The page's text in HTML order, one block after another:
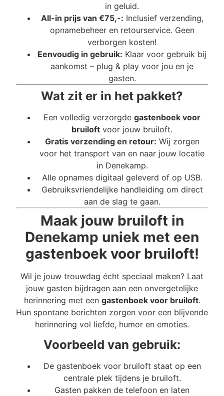
in geluid.
All-in prijs van €75,-: Inclusief verzending,
opnamebeheer en retourservice. Geen
verborgen kosten!
Eenvoudig in gebruik: Klaar voor gebruik bij
aankomst – plug & play voor jou en je
gasten.
Wat zit er in het pakket?
Een volledig verzorgde gastenboek voor
bruiloft voor jouw bruiloft.
Gratis verzending en retour: Wij zorgen
voor het transport van en naar jouw locatie
in Denekamp.
Alle opnames digitaal geleverd of op USB.
Gebruiksvriendelijke handleiding om direct
aan de slag te gaan.
Maak jouw bruiloft in
Denekamp uniek met een
gastenboek voor bruiloft!
Wil je jouw trouwdag écht speciaal maken? Laat
jouw gasten bijdragen aan een onvergetelijke
herinnering met een gastenboek voor bruiloft.
Hun spontane berichten zorgen voor een blijvende
herinnering vol liefde, humor en emoties.
Voorbeeld van gebruik:
De gastenboek voor bruiloft staat op een
centrale plek tijdens je bruiloft.
Gasten pakken de telefoon en laten